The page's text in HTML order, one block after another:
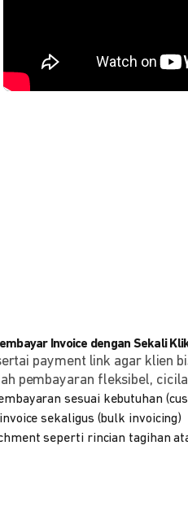
Invoice dengan Sekali
payment link agar klien
pembayaran fleksibel,
sesuai kebutuhan
sekaligus (bulk invoicing)
seperti rincian tagihan